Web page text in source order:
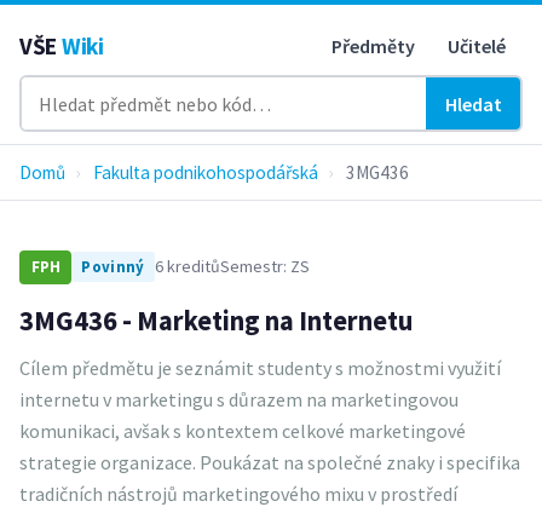
VŠE Wiki Předměty Učitelé
Hledat
Domů › Fakulta podnikohospodářská › 3MG436
FPH Povinný 6 kreditůSemestr: ZS
3MG436 - Marketing na Internetu
Cílem předmětu je seznámit studenty s možnostmi využití
internetu v marketingu s důrazem na marketingovou
komunikaci, avšak s kontextem celkové marketingové
strategie organizace. Poukázat na společné znaky i specifika
tradičních nástrojů marketingového mixu v prostředí